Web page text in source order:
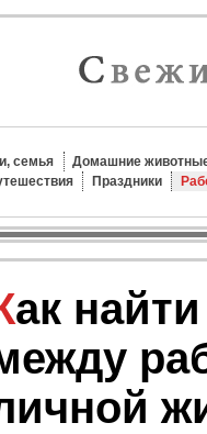
семья
Домашние
Праздники